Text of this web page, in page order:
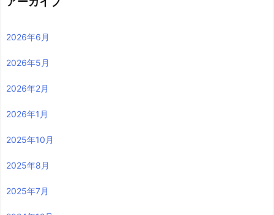
2026年6月
2026年5月
2026年2月
2026年1月
2025年10月
2025年8月
2025年7月